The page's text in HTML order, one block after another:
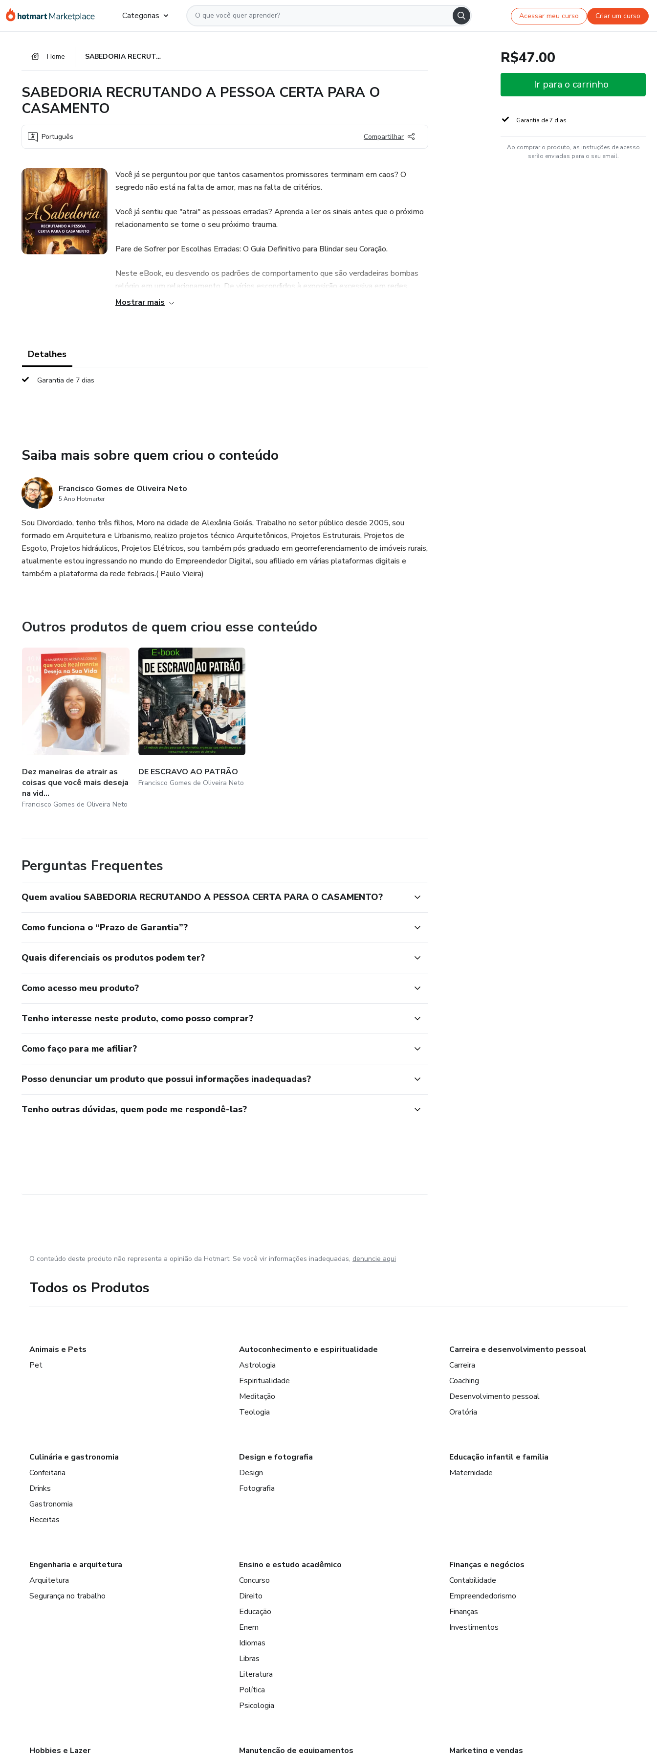
para
para
para
Categorias Acessar meu curso Criar um curso
Home SABEDORIA RECRUTANDO A PESSOA CERTA PARA O CASAMENTO
SABEDORIA RECRUTANDO A PESSOA CERTA PARA O
CASAMENTO
Português Compartilhar
Você já se perguntou por que tantos casamentos promissores terminam em caos? O
segredo não está na falta de amor, mas na falta de critérios.
Você já sentiu que "atrai" as pessoas erradas? Aprenda a ler os sinais antes que o próximo
relacionamento se torne o seu próximo trauma.
Pare de Sofrer por Escolhas Erradas: O Guia Definitivo para Blindar seu Coração.
Neste eBook, eu desvendo os padrões de comportamento que são verdadeiras bombas
relógio em um relacionamento. De vícios escondidos à exposição excessiva em redes
sociais, você aprenderá a identificar os perfis que drenam sua energia, seu dinheiro e sua
Mostrar mais
Detalhes
Garantia de 7 dias
Saiba mais sobre quem criou o conteúdo
Francisco Gomes de Oliveira Neto
5 Ano Hotmarter
Sou Divorciado, tenho três filhos, Moro na cidade de Alexânia Goiás, Trabalho no setor público desde 2005, sou
formado em Arquitetura e Urbanismo, realizo projetos técnico Arquitetônicos, Projetos Estruturais, Projetos de
Esgoto, Projetos hidráulicos, Projetos Elétricos, sou também pós graduado em georreferenciamento de imóveis rurais,
atualmente estou ingressando no mundo do Empreendedor Digital, sou afiliado em várias plataformas digitais e
também a plataforma da rede febracis.( Paulo Vieira)
Outros produtos de quem criou esse conteúdo
Dez maneiras de atrair as
coisas que você mais deseja
na vid...
Francisco Gomes de Oliveira Neto
DE ESCRAVO AO PATRÃO
Francisco Gomes de Oliveira Neto
Perguntas Frequentes
Quem avaliou SABEDORIA RECRUTANDO A PESSOA CERTA PARA O CASAMENTO?
Como funciona o “Prazo de Garantia”?
Quais diferenciais os produtos podem ter?
Como acesso meu produto?
Tenho interesse neste produto, como posso comprar?
Como faço para me afiliar?
Posso denunciar um produto que possui informações inadequadas?
Tenho outras dúvidas, quem pode me respondê-las?
R$47.00
Ir para o carrinho
Garantia de 7 dias
Ao comprar o produto, as instruções de acesso
serão enviadas para o seu email.
O conteúdo deste produto não representa a opinião da Hotmart. Se você vir informações inadequadas, denuncie aqui
Todos os Produtos
Animais e Pets
Pet
Autoconhecimento e espiritualidade
Astrologia
Espiritualidade
Meditação
Teologia
Carreira e desenvolvimento pessoal
Carreira
Coaching
Desenvolvimento pessoal
Oratória
Culinária e gastronomia
Confeitaria
Drinks
Gastronomia
Receitas
Design e fotografia
Design
Fotografia
Educação infantil e família
Maternidade
Engenharia e arquitetura
Arquitetura
Segurança no trabalho
Ensino e estudo acadêmico
Concurso
Direito
Educação
Enem
Idiomas
Libras
Literatura
Política
Psicologia
Finanças e negócios
Contabilidade
Empreendedorismo
Finanças
Investimentos
Hobbies e Lazer Manutenção de equipamentos Marketing e vendas